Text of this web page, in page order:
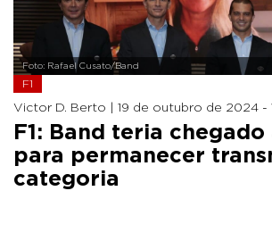
Foto: Rafael Cusato/Band
F1
Victor D. Berto | 19 de outubro de 2024 -
F1: Band teria
para permanecer
categoria